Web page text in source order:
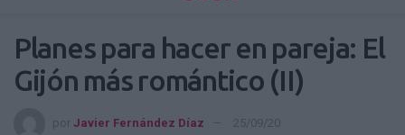
Planes para hacer en pareja: El
Gijón más romántico (II)
por Javier Fernández Díaz 25/09/20